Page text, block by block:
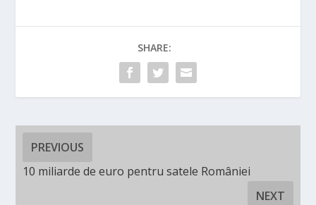
SHARE:
PREVIOUS
10 miliarde de euro pentru satele României
NEXT